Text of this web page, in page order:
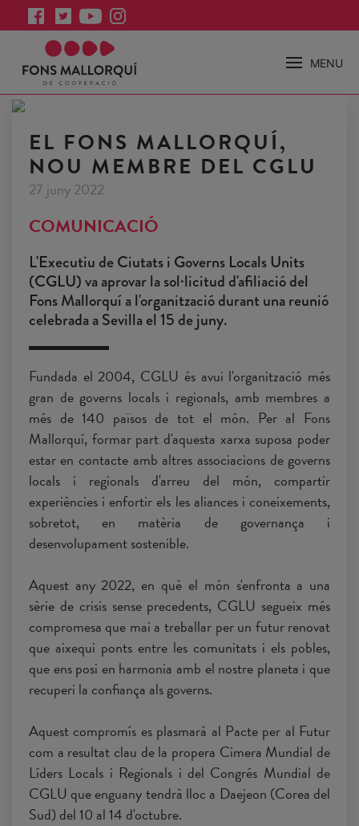
MENU
EL FONS MALLORQUÍ,
NOU MEMBRE DEL CGLU
27 juny 2022
COMUNICACIÓ
L'Executiu de Ciutats i Governs Locals Units
(CGLU) va aprovar la sol·licitud d'afiliació del
Fons Mallorquí a l'organització durant una reunió
celebrada a Sevilla el 15 de juny.
Fundada el 2004, CGLU és avui l'organització més
gran de governs locals i regionals, amb membres a
més de 140 països de tot el món. Per al Fons
Mallorquí, formar part d'aquesta xarxa suposa poder
estar en contacte amb altres associacions de governs
locals i regionals d'arreu del món, compartir
experiències i enfortir els les aliances i coneixements,
sobretot, en matèria de governança i
desenvolupament sostenible.
Aquest any 2022, en què el món s'enfronta a una
sèrie de crisis sense precedents, CGLU segueix més
compromesa que mai a treballar per un futur renovat
que aixequi ponts entre les comunitats i els pobles,
que ens posi en harmonia amb el nostre planeta i que
recuperi la confiança als governs.
Aquest compromís es plasmarà al Pacte per al Futur
com a resultat clau de la propera Cimera Mundial de
Líders Locals i Regionals i del Congrés Mundial de
CGLU que enguany tendrà lloc a Daejeon (Corea del
Sud) del 10 al 14 d'octubre.